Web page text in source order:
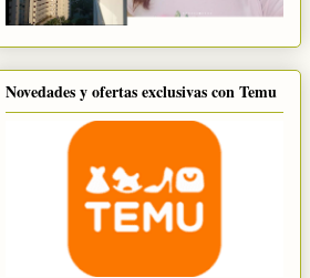
Novedades y ofertas exclusivas con Temu